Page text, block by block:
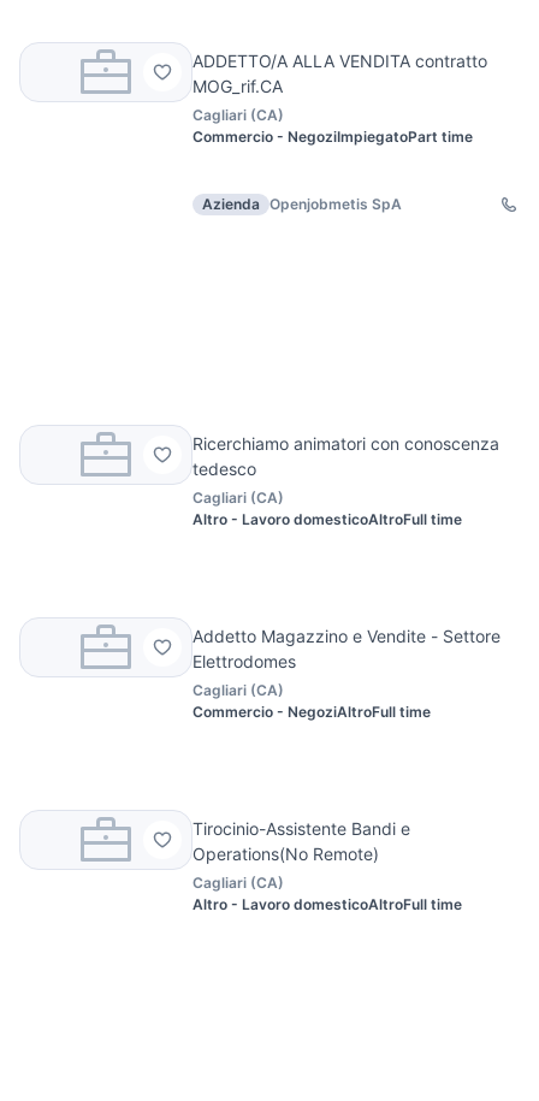
ADDETTO/A ALLA VENDITA contratto
MOG_rif.CA
Cagliari (CA)
Commercio - NegoziImpiegatoPart time
Azienda Openjobmetis SpA
Ricerchiamo animatori con conoscenza
tedesco
Cagliari (CA)
Altro - Lavoro domesticoAltroFull time
Addetto Magazzino e Vendite - Settore
Elettrodomes
Cagliari (CA)
Commercio - NegoziAltroFull time
Tirocinio-Assistente Bandi e
Operations(No Remote)
Cagliari (CA)
Altro - Lavoro domesticoAltroFull time